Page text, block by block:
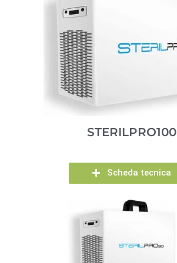
STERILPRO100
Scheda tecnica